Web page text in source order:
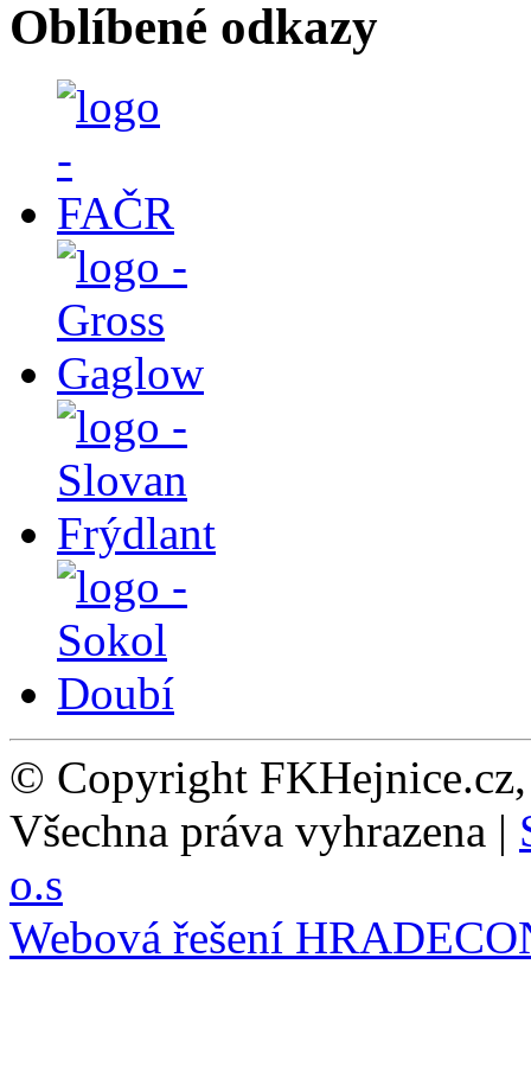
Oblíbené odkazy
© Copyright
Všechna práva vyhrazena |
o.s
Webová řešení